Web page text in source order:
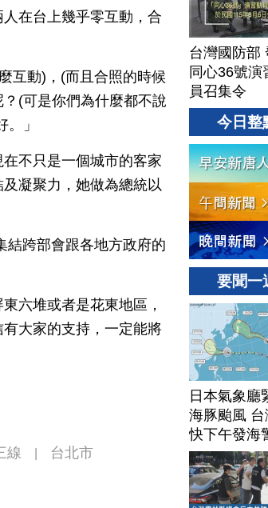
在台上幾乎零互動，合
互動)，(而且合照的時候
(可是你們為什麼都不說
」
不只是一個城市的客家
凝聚力，她做為總統以
結跨部會跟各地方政府的
六堆或者是花東地區，
大家的支持，一定能將
線 台北市
台灣國防部
同心36號演
員召集令
今日整
要聞一
日本氣象廳
海豚颱風 台
快下午發海